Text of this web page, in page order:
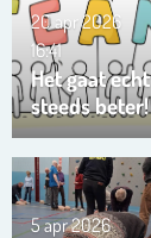
Het gaat echt
steeds beter!
20 apr 2026
16:41
5 apr 2026